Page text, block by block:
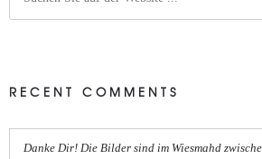
RECENT COMMENTS
Danke Dir! Die Bilder sind im Wiesmahd